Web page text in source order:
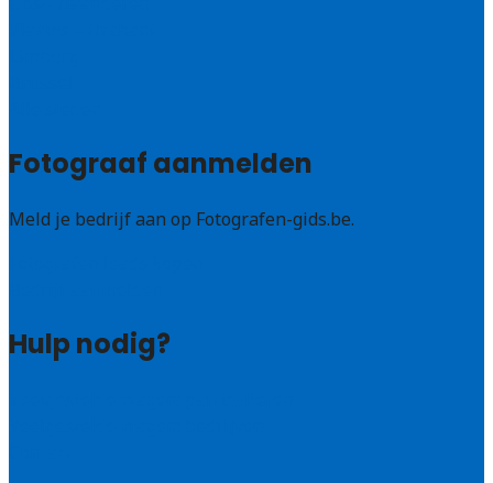
Fotograaf aanmelden
Meld je bedrijf aan op Fotografen-gids.be.
Hulp nodig?